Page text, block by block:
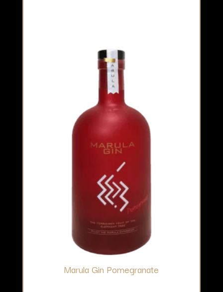
Marula Gin Pomegranate